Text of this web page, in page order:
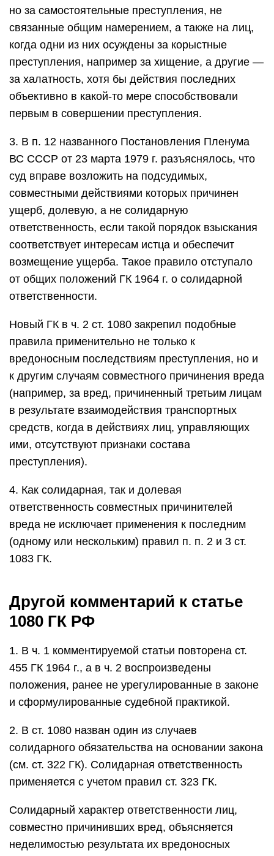
но за самостоятельные преступления, не
связанные общим намерением, а также на лиц,
когда одни из них осуждены за корыстные
преступления, например за хищение, а другие —
за халатность, хотя бы действия последних
объективно в какой-то мере способствовали
первым в совершении преступления.
3. В п. 12 названного Постановления Пленума
ВС СССР от 23 марта 1979 г. разъяснялось, что
суд вправе возложить на подсудимых,
совместными действиями которых причинен
ущерб, долевую, а не солидарную
ответственность, если такой порядок взыскания
соответствует интересам истца и обеспечит
возмещение ущерба. Такое правило отступало
от общих положений ГК 1964 г. о солидарной
ответственности.
Новый ГК в ч. 2 ст. 1080 закрепил подобные
правила применительно не только к
вредоносным последствиям преступления, но и
к другим случаям совместного причинения вреда
(например, за вред, причиненный третьим лицам
в результате взаимодействия транспортных
средств, когда в действиях лиц, управляющих
ими, отсутствуют признаки состава
преступления).
4. Как солидарная, так и долевая
ответственность совместных причинителей
вреда не исключает применения к последним
(одному или нескольким) правил п. п. 2 и 3 ст.
1083 ГК.
Другой комментарий к статье
1080 ГК РФ
1. В ч. 1 комментируемой статьи повторена ст.
455 ГК 1964 г., а в ч. 2 воспроизведены
положения, ранее не урегулированные в законе
и сформулированные судебной практикой.
2. В ст. 1080 назван один из случаев
солидарного обязательства на основании закона
(см. ст. 322 ГК). Солидарная ответственность
применяется с учетом правил ст. 323 ГК.
Солидарный характер ответственности лиц,
совместно причинивших вред, объясняется
неделимостью результата их вредоносных